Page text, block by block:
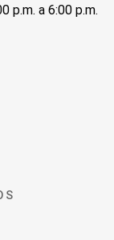
p.m. a 6:00 p.m.